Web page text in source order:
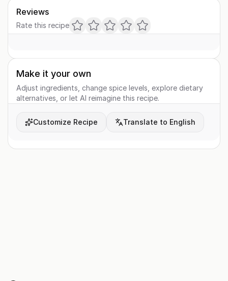
Reviews
Rate this recipe
Make it your own
Adjust ingredients, change spice levels, explore dietary
alternatives, or let AI reimagine this recipe.
Customize Recipe Translate to English